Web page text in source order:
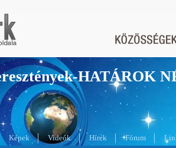
HATÁROK
Képek Videók Hírek Fórum